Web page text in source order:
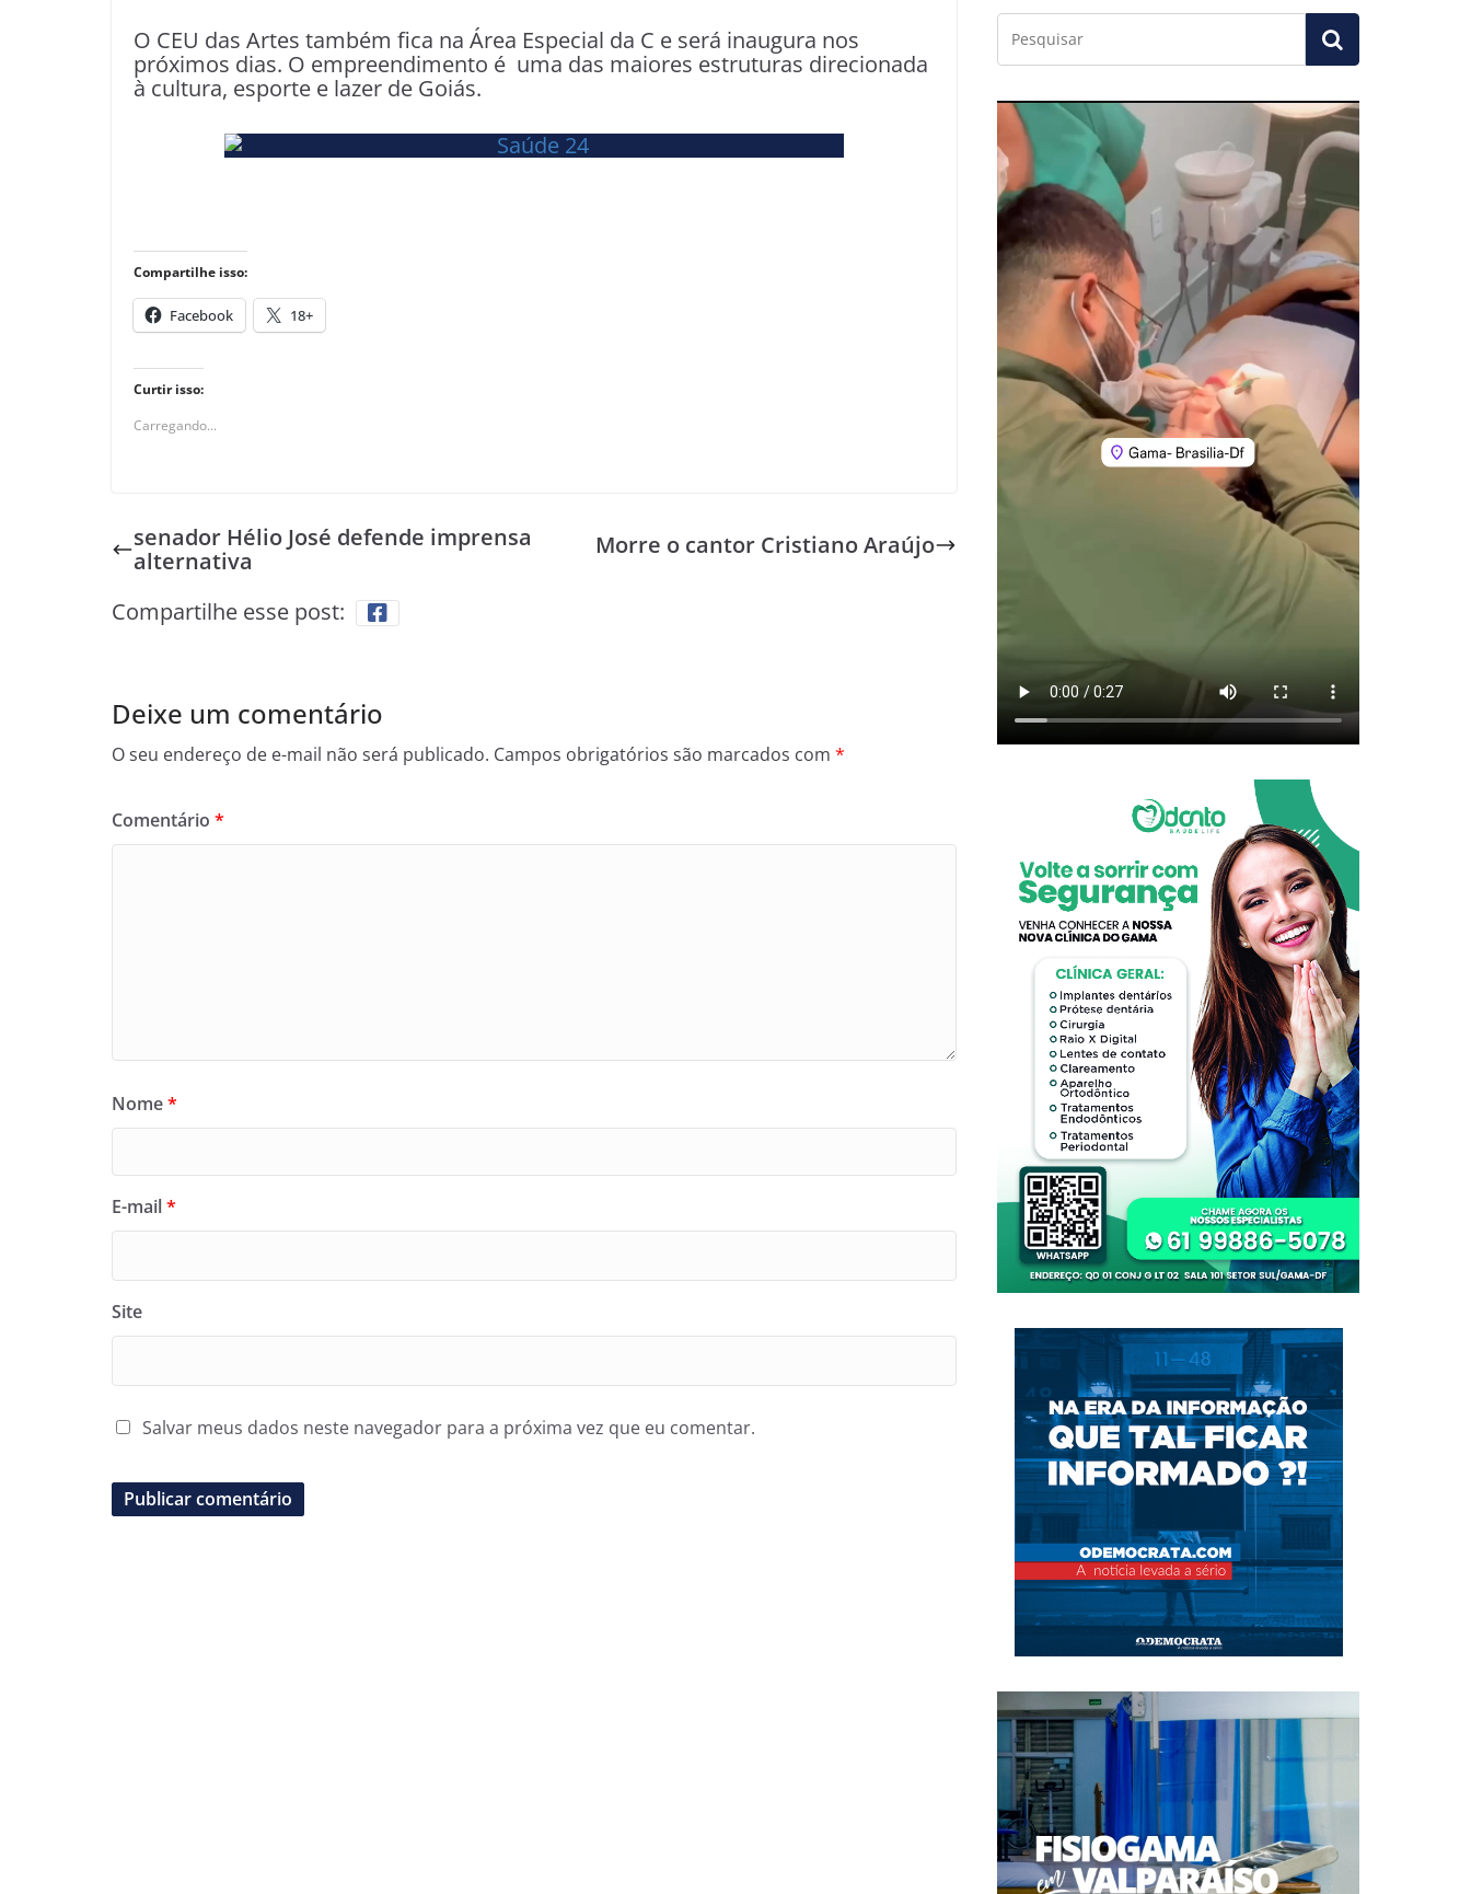
O CEU das Artes também fica na Área Especial da C e será inaugura nos
próximos dias. O empreendimento é uma das maiores estruturas direcionada
à cultura, esporte e lazer de Goiás.
Compartilhe isso:
Facebook 18+
Curtir isso:
Carregando...
senador Hélio José defende imprensa
alternativa
Morre o cantor Cristiano Araújo
Compartilhe esse post:
Deixe um comentário
O seu endereço de e-mail não será publicado. Campos obrigatórios são marcados com *
Comentário *
Nome*
E-mail*
Site
Salvar meus dados neste navegador para a próxima vez que eu comentar.